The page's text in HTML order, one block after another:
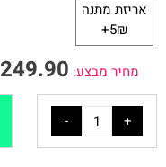
אריזת מתנה
5₪+
מחיר מבצע: 249.90